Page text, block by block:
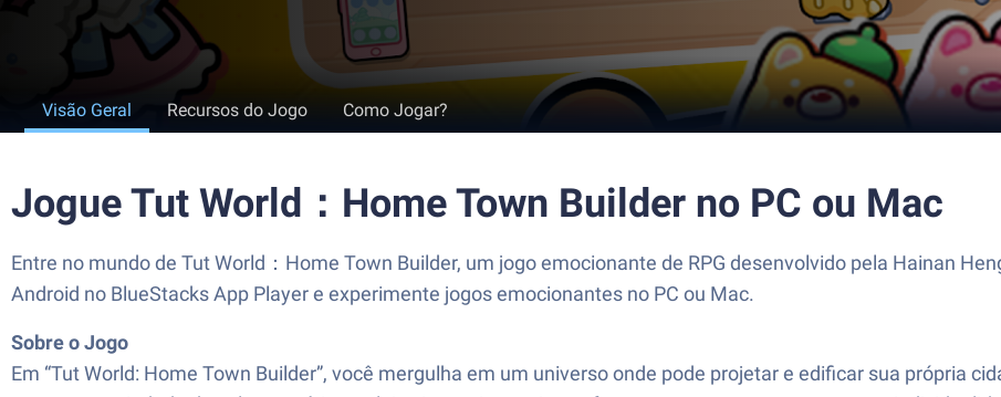
Visão Geral Recursos do Jogo Como Jogar?
Jogue Tut World：Home Town Builder no PC ou Mac
Entre no mundo de Tut World：Home Town Builder, um jogo emocionante de RPG desenvolvido pela Hainan
Android no BlueStacks App Player e experimente jogos emocionantes no PC ou Mac.
Sobre o Jogo
Em “Tut World: Home Town Builder”, você mergulha em um universo onde pode projetar e edificar sua própria